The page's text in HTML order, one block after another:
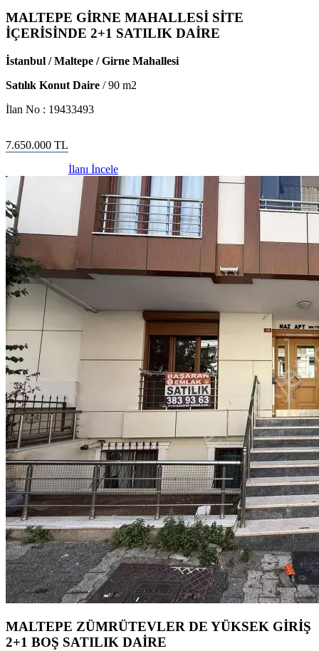
MALTEPE GİRNE MAHALLESİ SİTE
İÇERİSİNDE 2+1 SATILIK DAİRE
İstanbul / Maltepe / Girne Mahallesi
Satılık Konut Daire /90 m2
İlan No : 19433493
7.650.000 TL
İlanı İncele
MALTEPE ZÜMRÜTEVLER DE YÜKSEK GİRİŞ
2+1 BOŞ SATILIK DAİRE